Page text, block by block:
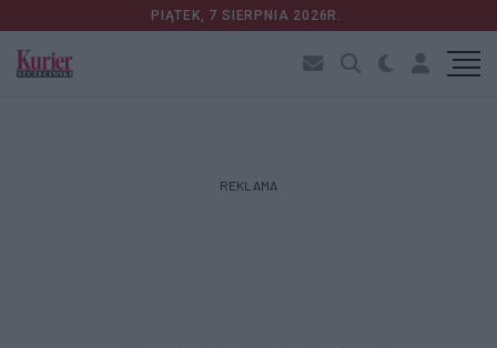
PIĄTEK, 7 SIERPNIA 2026R.
REKLAMA